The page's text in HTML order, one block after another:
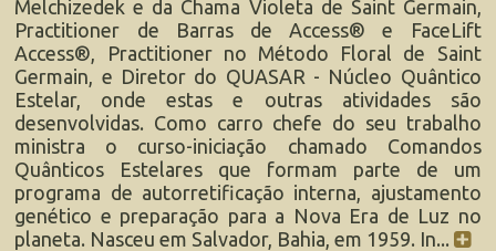
Melchizedek e da Chama Violeta de Saint Germain,
Practitioner de Barras de Access® e FaceLift
Access®, Practitioner no Método Floral de Saint
Germain, e Diretor do QUASAR - Núcleo Quântico
Estelar, onde estas e outras atividades são
desenvolvidas. Como carro chefe do seu trabalho
ministra o curso-iniciação chamado Comandos
Quânticos Estelares que formam parte de um
programa de autorretificação interna, ajustamento
genético e preparação para a Nova Era de Luz no
planeta. Nasceu em Salvador, Bahia, em 1959. In...